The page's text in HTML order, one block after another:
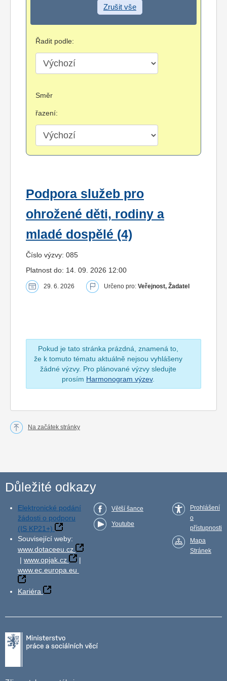
Zrušit vše
Řadit podle:
Směr
řazení:
Podpora služeb pro
ohrožené děti, rodiny a
mladé dospělé (4)
Číslo výzvy: 085
Platnost do: 14. 09. 2026 12:00
29. 6. 2026 Určeno pro: Veřejnost, Žadatel
Pokud je tato stránka prázdná, znamená to,
že k tomuto tématu aktuálně nejsou vyhlášeny
žádné výzvy. Pro plánované výzvy sledujte
prosím Harmonogram výzev.
Na začátek stránky
Důležité odkazy
Elektronické podání
žádosti o podporu
(IS KP21+)
Související weby:
www.dotaceeu.cz
| www.opjak.cz
|
www.ec.europa.eu
Kariéra
Větší šance
Youtube
Prohlášení
o
přístupnosti
Mapa
Stránek